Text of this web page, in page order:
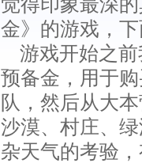
觉得印象最深
金》的游戏，
游戏开始之前
预备金，用于
队，然后从大
沙漠、村庄、
杂天气的考验